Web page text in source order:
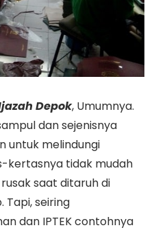
Depok, Umumnya.
dan sejenisnya
untuk melindungi
kertasnya tidak mudah
saat ditaruh di
seiring
dan IPTEK contohnya